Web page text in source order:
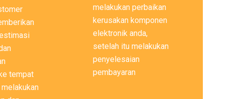
tempat
melakukan perbaikan
kerusakan komponen
elektronik anda,
setelah itu melakukan
penyelesaian
pembayaran